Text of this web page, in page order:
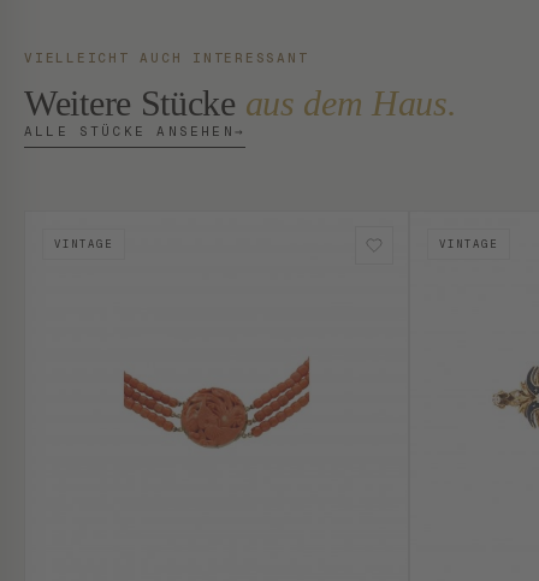
VIELLEICHT AUCH INTERESSANT
Weitere Stücke aus dem Haus.
ALLE STÜCKE ANSEHEN →
VINTAGE VINTAGE